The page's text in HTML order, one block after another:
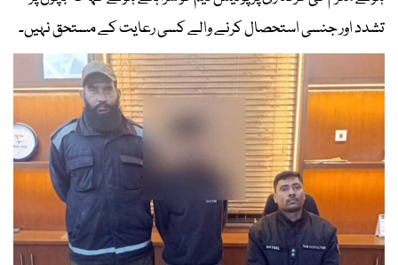
تشدد اور جنسی استحصال کرنے والے کسی رعایت کے مستحق نہیں۔